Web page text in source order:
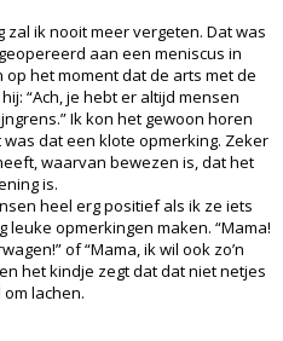
ik nooit meer vergeten. Dat was
aan een meniscus in
het moment dat de arts met de
“Ach, je hebt er altijd mensen
Ik kon het gewoon horen
dat een klote opmerking. Zeker
waarvan bewezen is, dat het
is.
heel erg positief als ik ze iets
opmerkingen maken. “Mama!
of “Mama, ik wil ook zo’n
het kindje zegt dat dat niet netjes
lachen.